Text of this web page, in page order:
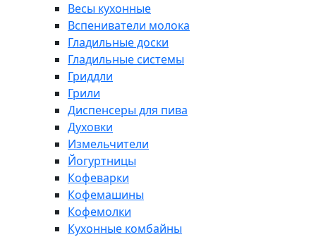
Весы кухонные
Вспениватели молока
Гладильные доски
Гладильные системы
Гриддли
Грили
Диспенсеры для пива
Духовки
Измельчители
Йогуртницы
Кофеварки
Кофемашины
Кофемолки
Кухонные комбайны